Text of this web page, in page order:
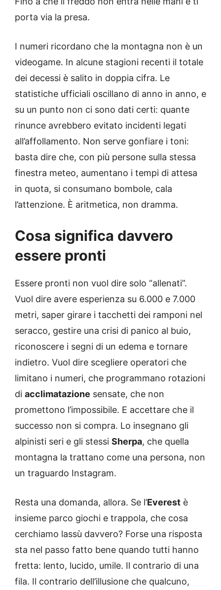
porta via la presa.
I numeri ricordano che la montagna non è un
videogame. In alcune stagioni recenti il totale
dei decessi è salito in doppia cifra. Le
statistiche ufficiali oscillano di anno in anno, e
su un punto non ci sono dati certi: quante
rinunce avrebbero evitato incidenti legati
all’affollamento. Non serve gonfiare i toni:
basta dire che, con più persone sulla stessa
finestra meteo, aumentano i tempi di attesa
in quota, si consumano bombole, cala
l’attenzione. È aritmetica, non dramma.
Cosa significa davvero
essere pronti
Essere pronti non vuol dire solo “allenati”.
Vuol dire avere esperienza su 6.000 e 7.000
metri, saper girare i tacchetti dei ramponi nel
seracco, gestire una crisi di panico al buio,
riconoscere i segni di un edema e tornare
indietro. Vuol dire scegliere operatori che
limitano i numeri, che programmano rotazioni
di acclimatazione sensate, che non
promettono l’impossibile. E accettare che il
successo non si compra. Lo insegnano gli
alpinisti seri e gli stessi Sherpa, che quella
montagna la trattano come una persona, non
un traguardo Instagram.
Resta una domanda, allora. Se l’Everest è
insieme parco giochi e trappola, che cosa
cerchiamo lassù davvero? Forse una risposta
sta nel passo fatto bene quando tutti hanno
fretta: lento, lucido, umile. Il contrario di una
fila. Il contrario dell’illusione che qualcuno,